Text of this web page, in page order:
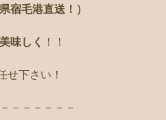
宿毛港直送！）
味しく ！！
せ下さい！
－－－－－－